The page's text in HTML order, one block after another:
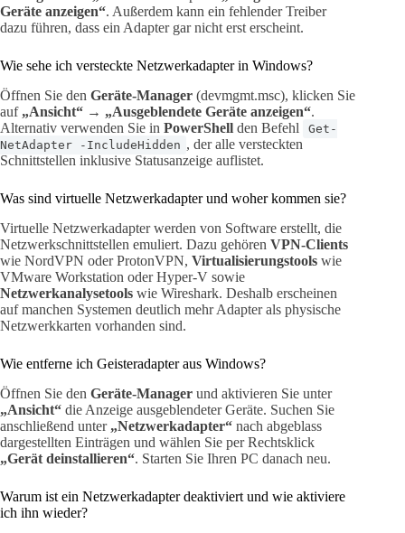
Geräte anzeigen“. Außerdem kann ein fehlender Treiber
dazu führen, dass ein Adapter gar nicht erst erscheint.
Wie sehe ich versteckte Netzwerkadapter in Windows?
Öffnen Sie den Geräte-Manager (devmgmt.msc), klicken Sie
auf „Ansicht“ → „Ausgeblendete Geräte anzeigen“.
Alternativ verwenden Sie in PowerShell den Befehl
Get-
NetAdapter -IncludeHidden , der alle versteckten
Schnittstellen inklusive Statusanzeige auflistet.
Was sind virtuelle Netzwerkadapter und woher kommen sie?
Virtuelle Netzwerkadapter werden von Software erstellt, die
Netzwerkschnittstellen emuliert. Dazu gehören VPN-Clients
wie NordVPN oder ProtonVPN, Virtualisierungstools wie
VMware Workstation oder Hyper-V sowie
Netzwerkanalysetools wie Wireshark. Deshalb erscheinen
auf manchen Systemen deutlich mehr Adapter als physische
Netzwerkkarten vorhanden sind.
Wie entferne ich Geisteradapter aus Windows?
Öffnen Sie den Geräte-Manager und aktivieren Sie unter
„Ansicht“ die Anzeige ausgeblendeter Geräte. Suchen Sie
anschließend unter „Netzwerkadapter“ nach abgeblass
dargestellten Einträgen und wählen Sie per Rechtsklick
„Gerät deinstallieren“. Starten Sie Ihren PC danach neu.
Warum ist ein Netzwerkadapter deaktiviert und wie aktiviere
ich ihn wieder?